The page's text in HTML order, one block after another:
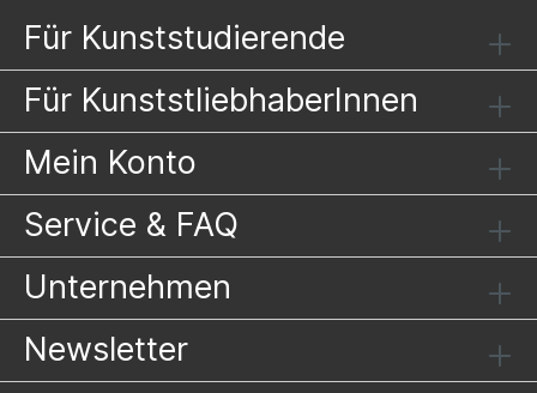
Für Kunststudierende
Für KunststliebhaberInnen
Mein Konto
Service & FAQ
Unternehmen
Newsletter